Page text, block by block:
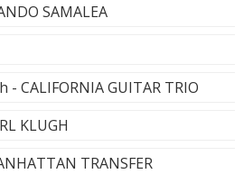
SAMALEA
- CALIFORNIA GUITAR TRIO
KLUGH
TRANSFER